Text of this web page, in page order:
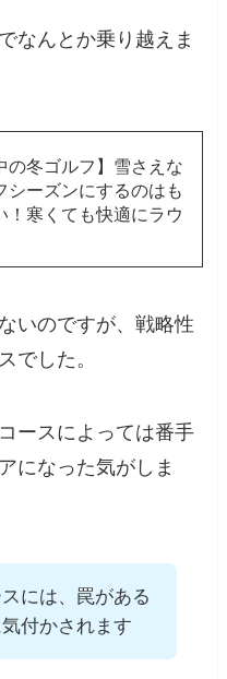
なんとか乗り越えま
の冬ゴルフ】雪さえな
シーズンにするのはも
！寒くても快適にラウ
いのですが、戦略性
でした。
ースによっては番手
になった気がしま
には、罠がある
付かされます